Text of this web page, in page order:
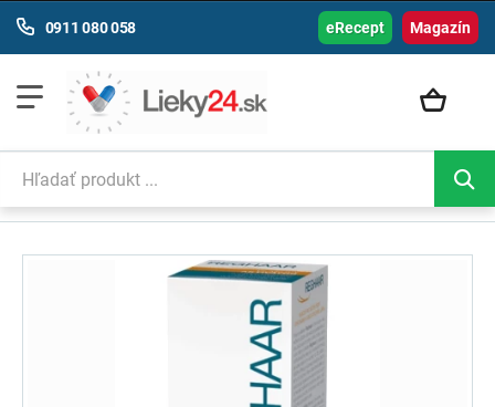
Magazín
0911 080 058 eRecept